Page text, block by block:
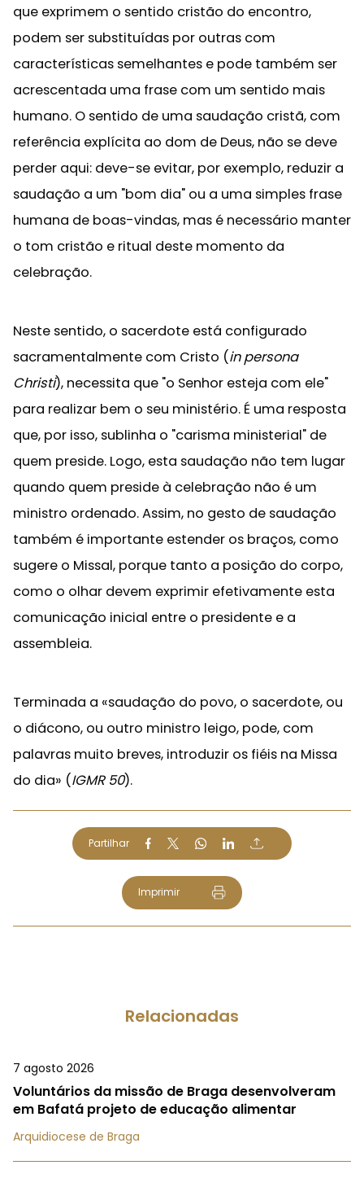
que exprimem o sentido cristão do encontro,
podem ser substituídas por outras com
características semelhantes e pode também ser
acrescentada uma frase com um sentido mais
humano. O sentido de uma saudação cristã, com
referência explícita ao dom de Deus, não se deve
perder aqui: deve-se evitar, por exemplo, reduzir a
saudação a um "bom dia" ou a uma simples frase
humana de boas-vindas, mas é necessário manter
o tom cristão e ritual deste momento da
celebração.
Neste sentido, o sacerdote está configurado
sacramentalmente com Cristo (in persona
Christi), necessita que "o Senhor esteja com ele"
para realizar bem o seu ministério. É uma resposta
que, por isso, sublinha o "carisma ministerial" de
quem preside. Logo, esta saudação não tem lugar
quando quem preside à celebração não é um
ministro ordenado. Assim, no gesto de saudação
também é importante estender os braços, como
sugere o Missal, porque tanto a posição do corpo,
como o olhar devem exprimir efetivamente esta
comunicação inicial entre o presidente e a
assembleia.
Terminada a «saudação do povo, o sacerdote, ou
o diácono, ou outro ministro leigo, pode, com
palavras muito breves, introduzir os fiéis na Missa
do dia» (IGMR 50).
Partilhar
Imprimir
Relacionadas
7 agosto 2026
Voluntários da missão de Braga desenvolveram
em Bafatá projeto de educação alimentar
Arquidiocese de Braga